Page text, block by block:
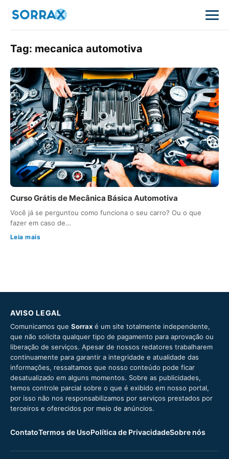
Tag: mecanica automotiva
Curso Grátis de Mecânica Básica Automotiva
Você já se perguntou como funciona o seu carro? Ou o que
fazer em caso de…
Leia mais
AVISO LEGAL
Comunicamos que Sorrax é um site totalmente independente,
que não solicita qualquer tipo de pagamento para aprovação ou
liberação de serviços. Apesar de nossos redatores trabalharem
continuamente para garantir a integridade e atualidade das
informações, ressaltamos que nosso conteúdo pode ficar
desatualizado em alguns momentos. Sobre as publicidades,
temos controle parcial sobre o que é exibido em nosso portal,
por isso não nos responsabilizamos por serviços prestados por
terceiros e oferecidos por meio de anúncios.
ContatoTermos de UsoPolítica de PrivacidadeSobre nós